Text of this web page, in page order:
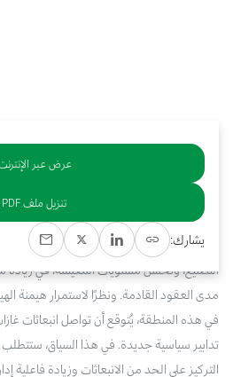
خلاصة
تُعد منطقة الشرق الأوسط وشمال إفريقيا
يُتوقع أن تسهم عوامل مثل النمو الاقتصادي،
التصنيع، وتحسن مستويات المعيشة، في زيادة
مدى العقود القادمة. ونظرًا لاستمرار هيمنة
في هذه المنطقة، يُتوقع أن تواصل انبعاثات
تدابير سياسية جديدة. في هذا السياق،
التركيز على الحد من الانبعاثات وزيادة فاعلية
عرض عبر
تنزيل ملف PDF
يشارك: